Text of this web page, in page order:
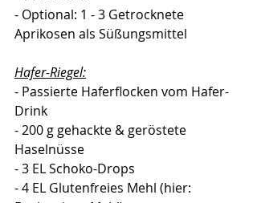
- Optional: 1 - 3 Getrocknete
Aprikosen als Süßungsmittel
Hafer-Riegel:
- Passierte Haferflocken vom Hafer-
Drink
- 200 g gehackte & geröstete
Haselnüsse
- 3 EL Schoko-Drops
- 4 EL Glutenfreies Mehl (hier: